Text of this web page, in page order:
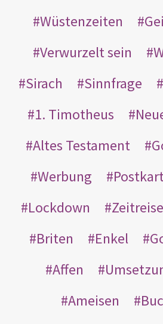
Wüstenzeiten
Verwurzelt sein
Sirach
Sinnfrage
1. Timotheus
Altes Testament
Werbung
Lockdown
Zeitreise
Briten
Enkel
Affen
Ameisen